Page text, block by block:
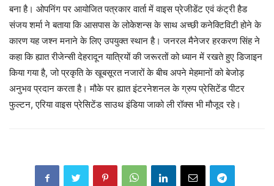
बना है। ओपनिंग पर आयोजित पत्रकार वार्ता में वाइस प्रेजीडेंट एवं कंट्री हैड
संजय शर्मा ने बताया कि आसपास के लोकेशन्स के साथ अच्छी कनेक्टिविटी होने के
कारण यह जश्न मनाने के लिए उपयुक्त स्थान है। जनरल मैनेजर हरकरण सिंह ने
कहा कि ह्यात रीजेन्सी देहरादून यात्रियों की जरूरतों को ध्यान में रखते हुए डिजाइन
किया गया है, जो प्रकृति के खूबसूरत नजारों के बीच अपने मेहमानों को बेजोड़
अनुभव प्रदान करता है। मौके पर ह्यात इंटरनेशनल के ग्रुप प्रेसिटेंड पीटर
फुल्टन, एरिया वाइस प्रेसिटेंड साउथ इंडिया जाको ली रॉक्स भी मौजूद रहे।